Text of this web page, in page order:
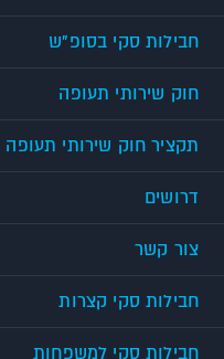
חבילות סקי בסופ"ש
חוק שירותי תעופה
תקציר חוק שירותי תעופה
דרושים
צור קשר
חבילות סקי קצרות
חבילות סקי למשפחות